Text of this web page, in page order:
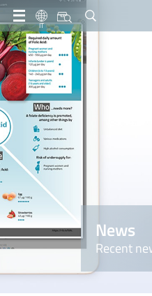
IT
News
Recent